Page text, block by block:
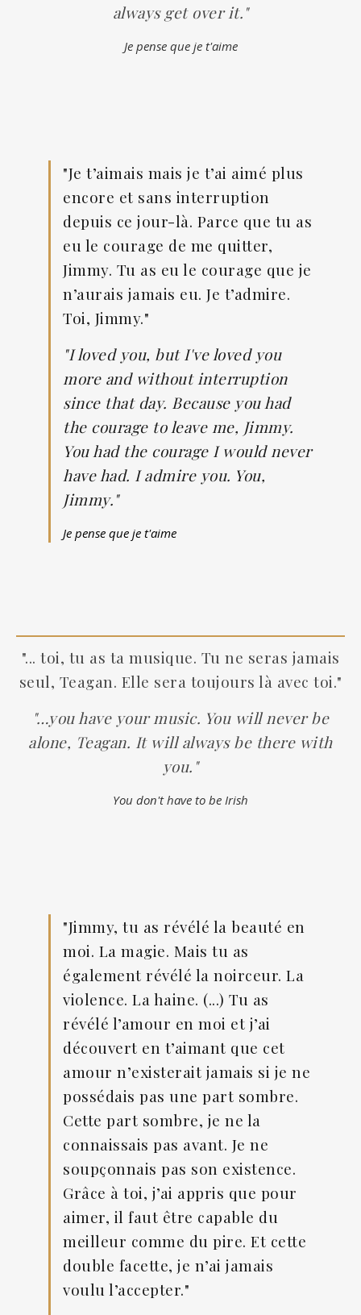
always get over it."
Je pense que je t'aime
"Je t’aimais mais je t’ai aimé plus
encore et sans interruption
depuis ce jour-là. Parce que tu as
eu le courage de me quitter,
Jimmy. Tu as eu le courage que je
n’aurais jamais eu. Je t’admire.
Toi, Jimmy."
"I loved you, but I've loved you
more and without interruption
since that day. Because you had
the courage to leave me, Jimmy.
You had the courage I would never
have had. I admire you. You,
Jimmy."
Je pense que je t'aime
"... toi, tu as ta musique. Tu ne seras jamais
seul, Teagan. Elle sera toujours là avec toi."
"…you have your music. You will never be
alone, Teagan. It will always be there with
you."
You don't have to be Irish
"Jimmy, tu as révélé la beauté en
moi. La magie. Mais tu as
également révélé la noirceur. La
violence. La haine. (...) Tu as
révélé l’amour en moi et j’ai
découvert en t’aimant que cet
amour n’existerait jamais si je ne
possédais pas une part sombre.
Cette part sombre, je ne la
connaissais pas avant. Je ne
soupçonnais pas son existence.
Grâce à toi, j’ai appris que pour
aimer, il faut être capable du
meilleur comme du pire. Et cette
double facette, je n’ai jamais
voulu l’accepter."